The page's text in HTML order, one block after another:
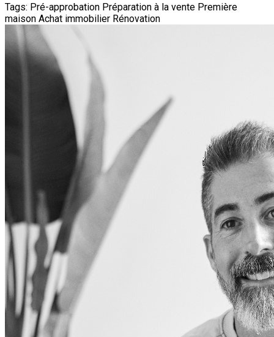
Tags: Pré-approbation Préparation à la vente Première
maison Achat immobilier Rénovation